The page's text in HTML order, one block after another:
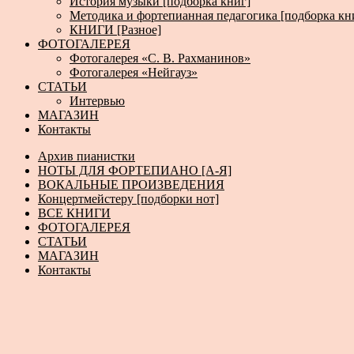
Методика и фортепианная педагогика [подборка
КНИГИ [Разное]
ФОТОГАЛЕРЕЯ
Фотогалерея «С. В. Рахманинов»
Фотогалерея «Нейгауз»
СТАТЬИ
Интервью
МАГАЗИН
Контакты
Архив пианистки
НОТЫ ДЛЯ ФОРТЕПИАНО [А-Я]
ВОКАЛЬНЫЕ ПРОИЗВЕДЕНИЯ
Концертмейстеру [подборки нот]
ВСЕ КНИГИ
ФОТОГАЛЕРЕЯ
СТАТЬИ
МАГАЗИН
Контакты